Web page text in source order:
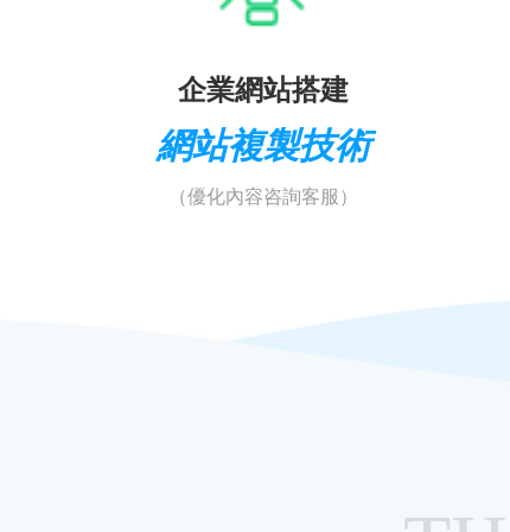
企業網站搭建
網站複製技術
（優化內容咨詢客服）